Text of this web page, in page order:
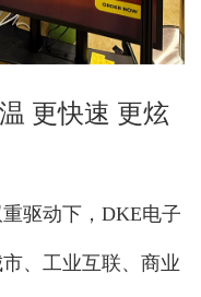
更快速 更炫
驱动下，DKE电子
、工业互联、商业